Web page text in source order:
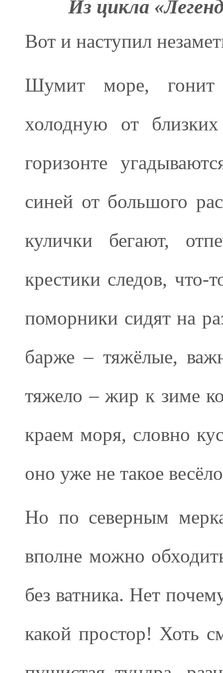
Из цикла
Вот и наступил
Шумит море,
холодную от
горизонте
синей от большого
кулички бегают,
крестики следов, что-
поморники сидят на
барже – тяжёлые,
тяжело – жир к зиме
краем моря, словно
оно уже не такое
Но по северным
вполне можно
без ватника. Нет
какой простор! Хоть